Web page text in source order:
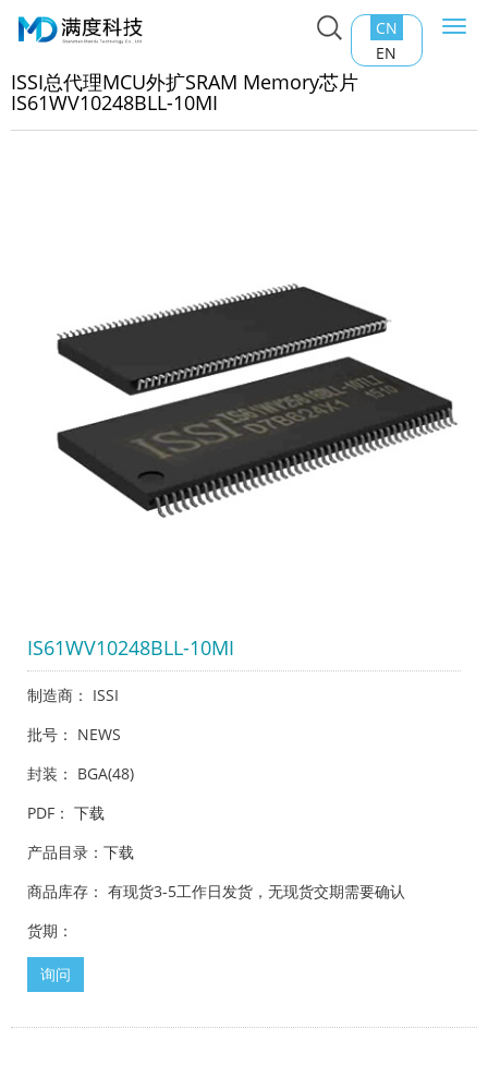
CN
EN
主页>产品中心>RAM Memory
ISSI总代理MCU外扩
ISSI总代理MCU外扩SRAM Memory芯片
IS61WV10248BLL-10MI
IS61WV10248BLL-10MI
制造商： ISSI
批号： NEWS
封装： BGA(48)
PDF： 下载
产品目录： 下载
商品库存： 有现货3-5工作日发货，无现货交期需要确认
货期：
询问